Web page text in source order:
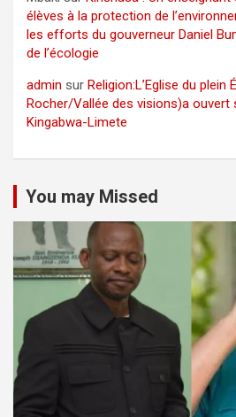
élèves à la protection de
les efforts du gouverneur Daniel
de l’écologie
admin sur Religion:L’Eglise du plein
Rocher/Vallée des visions)a ouvert
Kingabwa-Limete
You may Missed